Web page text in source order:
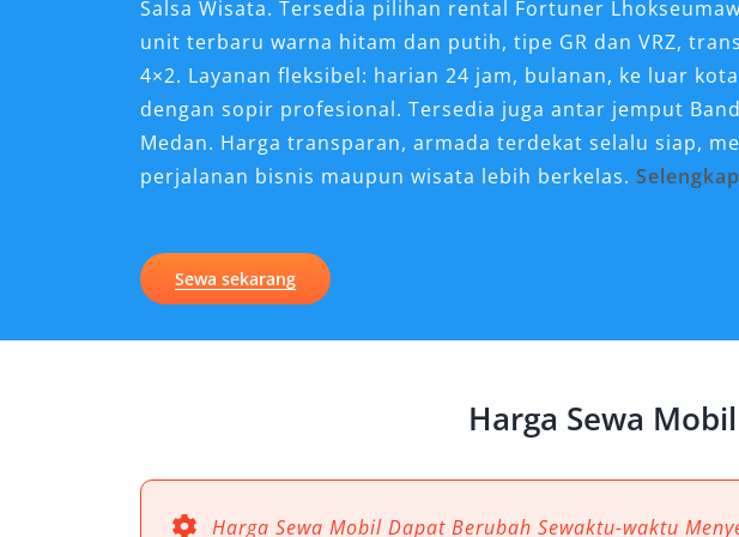
Salsa Wisata. Tersedia pilihan rental Fortuner
unit terbaru warna hitam dan putih, tipe GR dan VRZ,
4×2. Layanan fleksibel: harian 24 jam, bulanan, ke luar
dengan sopir profesional. Tersedia juga antar jemput
Medan. Harga transparan, armada terdekat selalu siap,
perjalanan bisnis maupun wisata lebih berkelas.
untuk Perjalanan di Lhokseumawe?
semakin tinggi. Dalam konteks ini, sewa mobil Fortuner
performa tangguh, serta fitur modern, Toyota Fortuner
memberikan pengalaman perjalanan yang berbeda. Tak
Sewa sekarang
Harga Sewa
Harga Sewa Mobil Dapat Berubah Sewaktu-waktu